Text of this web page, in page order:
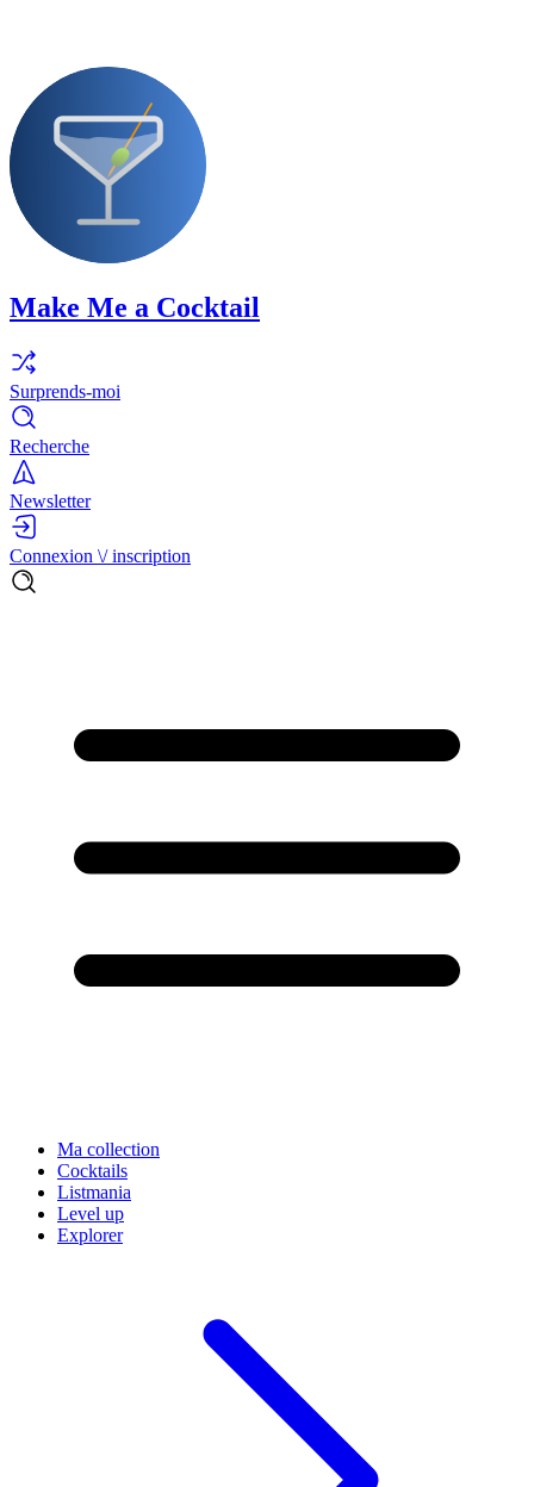
Make Me a Cocktail
Surprends-moi
Recherche
Newsletter
Connexion \/ inscription
Ma collection
Cocktails
Listmania
Level up
Explorer